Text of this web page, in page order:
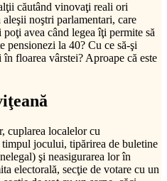
căutând vinovaţi reali ori
noştri parlamentari, care
avea când legea îţi permite să
pensionezi la 40? Cu ce să-şi
floarea vârstei? Aproape că este
cuplarea localelor cu
jocului, tipărirea de buletine
şi neasigurarea lor în
electorală, secţie de votare cu un